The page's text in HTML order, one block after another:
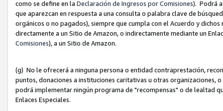
como se define en la Declaración de Ingresos por Comisiones). Podrá
que aparezcan en respuesta a una consulta o palabra clave de
orgánicos o no pagados), siempre que cumpla con el Acuerdo y
directamente a un Sitio de Amazon, o indirectamente mediante un
Comisiones), a un Sitio de Amazon.
(g) No le ofrecerá a ninguna persona o entidad contraprestación,
puntos, donaciones a instituciones caritativas u otras organizaciones,
podrá implementar ningún programa de "recompensas" o de lealtad
Enlaces Especiales.